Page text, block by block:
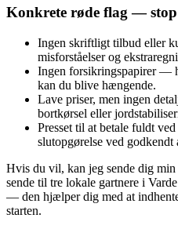
Konkrete røde flag — stop
Ingen skriftligt tilbud eller
misforståelser og
Ingen forsikringspapirer —
kan du blive hængende.
Lave priser, men ingen
bortkørsel eller
Presset til at betale fuldt
slutopgørelse ved godkendt
Hvis du vil, kan jeg sende dig min
sende til tre lokale gartnere i
— den hjælper dig med at
starten.